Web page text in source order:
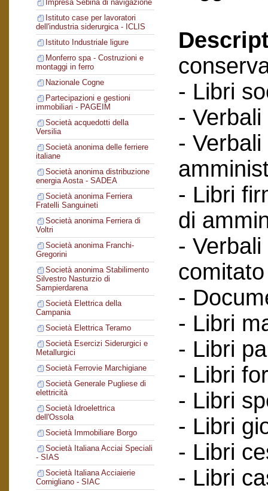
Impresa Sebina di navigazione
Istituto case per lavoratori
dell'industria siderurgica - ICLIS
Istituto Industriale ligure
Monferro spa - Costruzioni e
montaggi in ferro
Nazionale Cogne
Partecipazioni e gestioni
immobiliari - PAGEIM
Società acquedotti della
Versilia
Società anonima delle ferriere
italiane
Società anonima distribuzione
energia Aosta - SADEA
Società anonima Ferriera
Fratelli Sanguineti
Società anonima Ferriera di
Voltri
Società anonima Franchi-
Gregorini
Società anonima Stabilimento
Silvestro Nasturzio di
Sampierdarena
Società Elettrica della
Campania
Società Elettrica Teramo
Società Esercizi Siderurgici e
Metallurgici
Società Ferrovie Marchigiane
Società Generale Pugliese di
elettricità
Società Idroelettrica
dell'Ossola
Società Immobiliare Borgo
Società Italiana Acciai Speciali
- SIAS
Società Italiana Acciaierie
Cornigliano - SIAC
- Libri
-
-
- Libri
di
-
-
- Libri
- Libri
- Libri
- Libri
- Libri
- Libri
- Libri